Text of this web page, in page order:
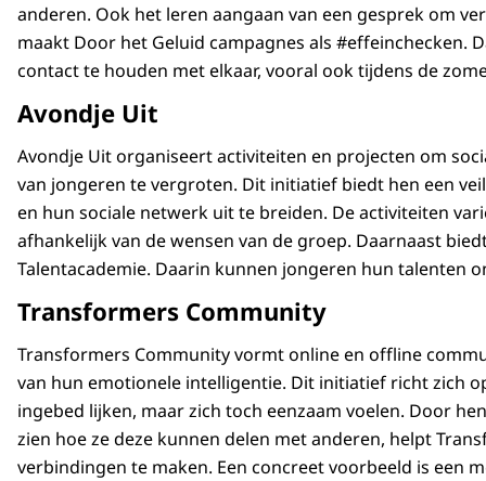
anderen. Ook het leren aangaan van een gesprek om
maakt Door het Geluid campagnes als #effeinchecken.
contact te houden met elkaar, vooral ook tijdens de
Avondje Uit
Avondje Uit organiseert activiteiten en projecten om
van jongeren te vergroten. Dit initiatief biedt hen een
en hun sociale netwerk uit te breiden. De activiteiten
afhankelijk van de wensen van de groep. Daarnaast
Talentacademie. Daarin kunnen jongeren hun talenten
Transformers Community
Transformers Community vormt online en offline
van hun emotionele intelligentie. Dit initiatief richt zich
ingebed lijken, maar zich toch eenzaam voelen. Door
zien hoe ze deze kunnen delen met anderen, helpt
verbindingen te maken. Een concreet voorbeeld is een